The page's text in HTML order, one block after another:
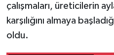
çalışmaları, üreticilerin
karşılığını almaya
oldu.